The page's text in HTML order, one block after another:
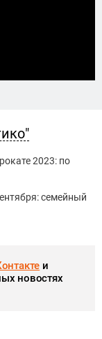
2023: по
семейный
и
новостях